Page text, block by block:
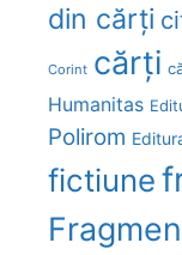
din cărți
Corint cărți
Humanitas
Polirom
fictiune